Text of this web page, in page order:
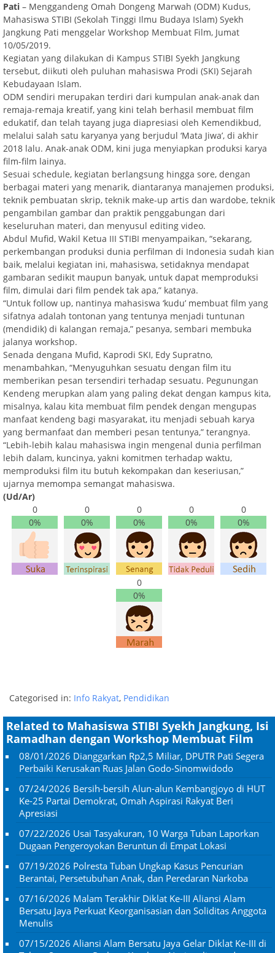
Pati – Menggandeng Omah Dongeng Marwah (ODM) Kudus,
Mahasiswa STIBI (Sekolah Tinggi Ilmu Budaya Islam) Syekh
Jangkung Pati menggelar Workshop Membuat Film, Jumat
10/05/2019.
Kegiatan yang dilakukan di Kampus STIBI Syekh Jangkung
tersebut, diikuti oleh puluhan mahasiswa Prodi (SKI) Sejarah
Kebudayaan Islam.
ODM sendiri merupakan terdiri dari kumpulan anak-anak dan
remaja-remaja kreatif, yang kini telah berhasil membuat film
edukatif, dan telah tayang juga diapresiasi oleh Kemendikbud,
melalui salah satu karyanya yang berjudul ‘Mata Jiwa’, di akhir
2018 lalu. Anak-anak ODM, kini juga menyiapkan produksi karya
film-film lainya.
Sesuai schedule, kegiatan berlangsung hingga sore, dengan
berbagai materi yang menarik, diantaranya manajemen produksi,
teknik pembuatan skrip, teknik make-up artis dan wardobe, teknik
pengambilan gambar dan praktik penggabungan dari
keseluruhan materi, dan menyusul editing video.
Abdul Mufid, Wakil Ketua III STIBI menyampaikan, “sekarang,
perkembangan produksi dunia perfilman di Indonesia sudah kian
baik, melalui kegiatan ini, mahasiswa, setidaknya mendapat
gambaran sedikit maupun banyak, untuk dapat memproduksi
film, dimulai dari film pendek tak apa,” katanya.
“Untuk follow up, nantinya mahasiswa ‘kudu’ membuat film yang
sifatnya adalah tontonan yang tentunya menjadi tuntunan
(mendidik) di kalangan remaja,” pesanya, sembari membuka
jalanya workshop.
Senada dengana Mufid, Kaprodi SKI, Edy Supratno,
menambahkan, “Menyuguhkan sesuatu dengan film itu
memberikan pesan tersendiri terhadap sesuatu. Pegunungan
Kendeng merupkan alam yang paling dekat dengan kampus kita,
misalnya, kalau kita membuat film pendek dengan mengupas
manfaat kendeng bagi masyarakat, itu menjadi sebuah karya
yang bermanfaat dan memberi pesan tentunya,” terangnya.
“Lebih-lebih kalau mahasiswa ingin mengenal dunia perfilman
lebih dalam, kuncinya, yakni komitmen terhadap waktu,
memproduksi film itu butuh kekompakan dan keseriusan,”
ujarnya memompa semangat mahasiswa.
(Ud/Ar)
0
0%
0
0%
0
0%
0
0%
0
0%
0
0%
Categorised in: Info Rakyat, Pendidikan
Related to Mahasiswa STIBI Syekh Jangkung, Isi
Ramadhan dengan Workshop Membuat Film
08/01/2026 Dianggarkan Rp2,5 Miliar, DPUTR Pati Segera
Perbaiki Kerusakan Ruas Jalan Godo-Sinomwidodo
07/24/2026 Bersih-bersih Alun-alun Kembangjoyo di HUT
Ke-25 Partai Demokrat, Omah Aspirasi Rakyat Beri
Apresiasi
07/22/2026 Usai Tasyakuran, 10 Warga Tuban Laporkan
Dugaan Pengeroyokan Beruntun di Empat Lokasi
07/19/2026 Polresta Tuban Ungkap Kasus Pencurian
Berantai, Persetubuhan Anak, dan Peredaran Narkoba
07/16/2026 Malam Terakhir Diklat Ke-III Aliansi Alam
Bersatu Jaya Perkuat Keorganisasian dan Soliditas Anggota
Menulis
07/15/2026 Aliansi Alam Bersatu Jaya Gelar Diklat Ke-III di